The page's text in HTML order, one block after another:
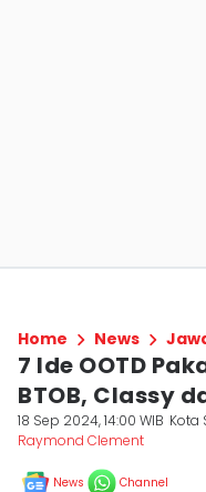
Home News
7 Ide OOTD
BTOB, Classy
18 Sep 2024, 14:00 WIB Kota
Raymond Clement
News Channel